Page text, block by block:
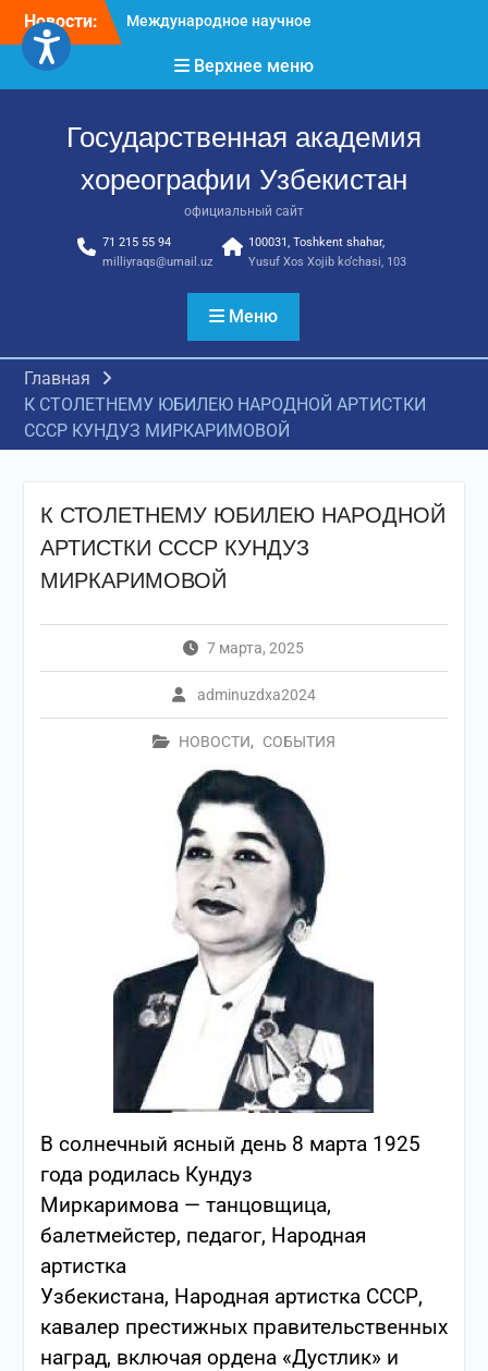
Перейти
содержимому
Новости:
Международное научное
Международное
признание и новые
хореографов!
Международное
признание и новые
достижения молодых
Верхнее меню
Государственная академия
хореографии Узбекистан
официальный сайт
71 215 55 94
milliyraqs@umail.uz
100031, Toshkent shahar,
Yusuf Xos Xojib ko‘chasi, 103
Меню
Главная
К СТОЛЕТНЕМУ ЮБИЛЕЮ НАРОДНОЙ АРТИСТКИ
СССР КУНДУЗ МИРКАРИМОВОЙ
К СТОЛЕТНЕМУ ЮБИЛЕЮ НАРОДНОЙ
АРТИСТКИ СССР КУНДУЗ
МИРКАРИМОВОЙ
7 марта, 2025
adminuzdxa2024
НОВОСТИ, СОБЫТИЯ
В солнечный ясный день 8 марта 1925
года родилась Кундуз
Миркаримова — танцовщица,
балетмейстер, педагог, Народная
артистка
Узбекистана, Народная артистка СССР,
кавалер престижных правительственных
наград, включая ордена «Дустлик» и